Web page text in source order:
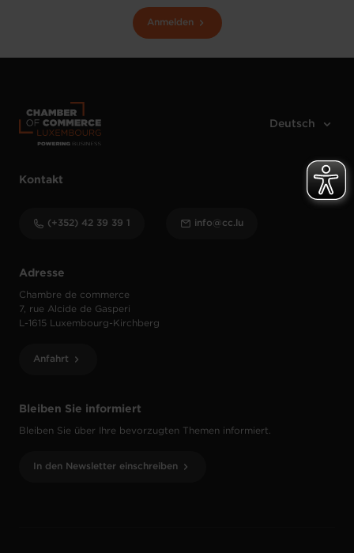
Anmelden
Bleiben Sie informiert
Bleiben Sie über Ihre bevorzugten Themen informiert.
In den Newsletter einschreiben
Adresse
Chambre de commerce
7, rue Alcide de Gasperi
L-1615 Luxembourg-Kirchberg
Anfahrt
Kontakt
(+352) 42 39 39 1 info@cc.lu